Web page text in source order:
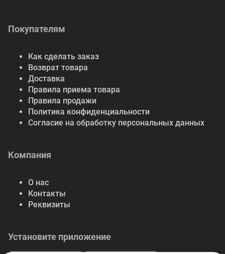
Покупателям
Как сделать заказ
Возврат товара
Доставка
Правила приема товара
Правила продажи
Политика конфиденциальности
Согласие на обработку персональных данных
Компания
О нас
Контакты
Реквизиты
Установите приложение